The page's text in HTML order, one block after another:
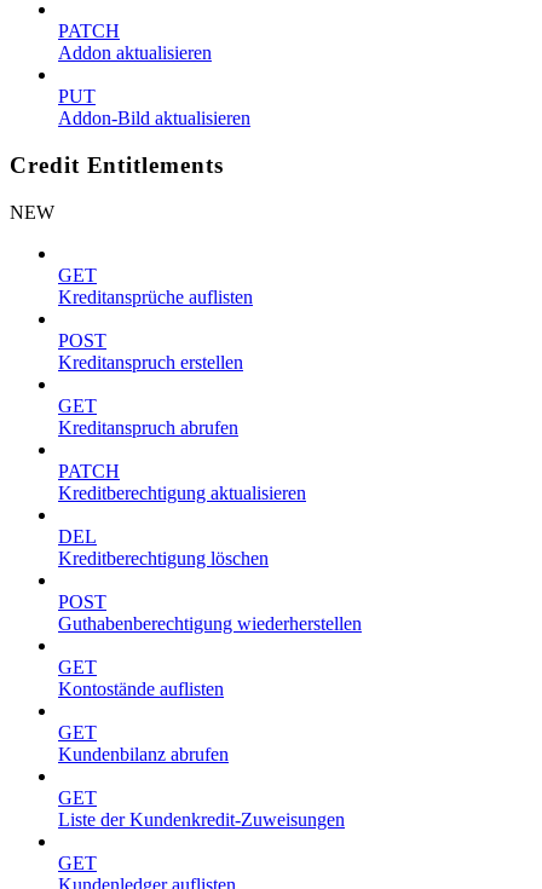
PATCH
Addon aktualisieren
PUT
Addon-Bild aktualisieren
Credit Entitlements
NEW
GET
Kreditansprüche auflisten
POST
Kreditanspruch erstellen
GET
Kreditanspruch abrufen
PATCH
Kreditberechtigung aktualisieren
DEL
Kreditberechtigung löschen
POST
Guthabenberechtigung wiederherstellen
GET
Kontostände auflisten
GET
Kundenbilanz abrufen
GET
Liste der Kundenkredit-Zuweisungen
GET
Kundenledger auflisten